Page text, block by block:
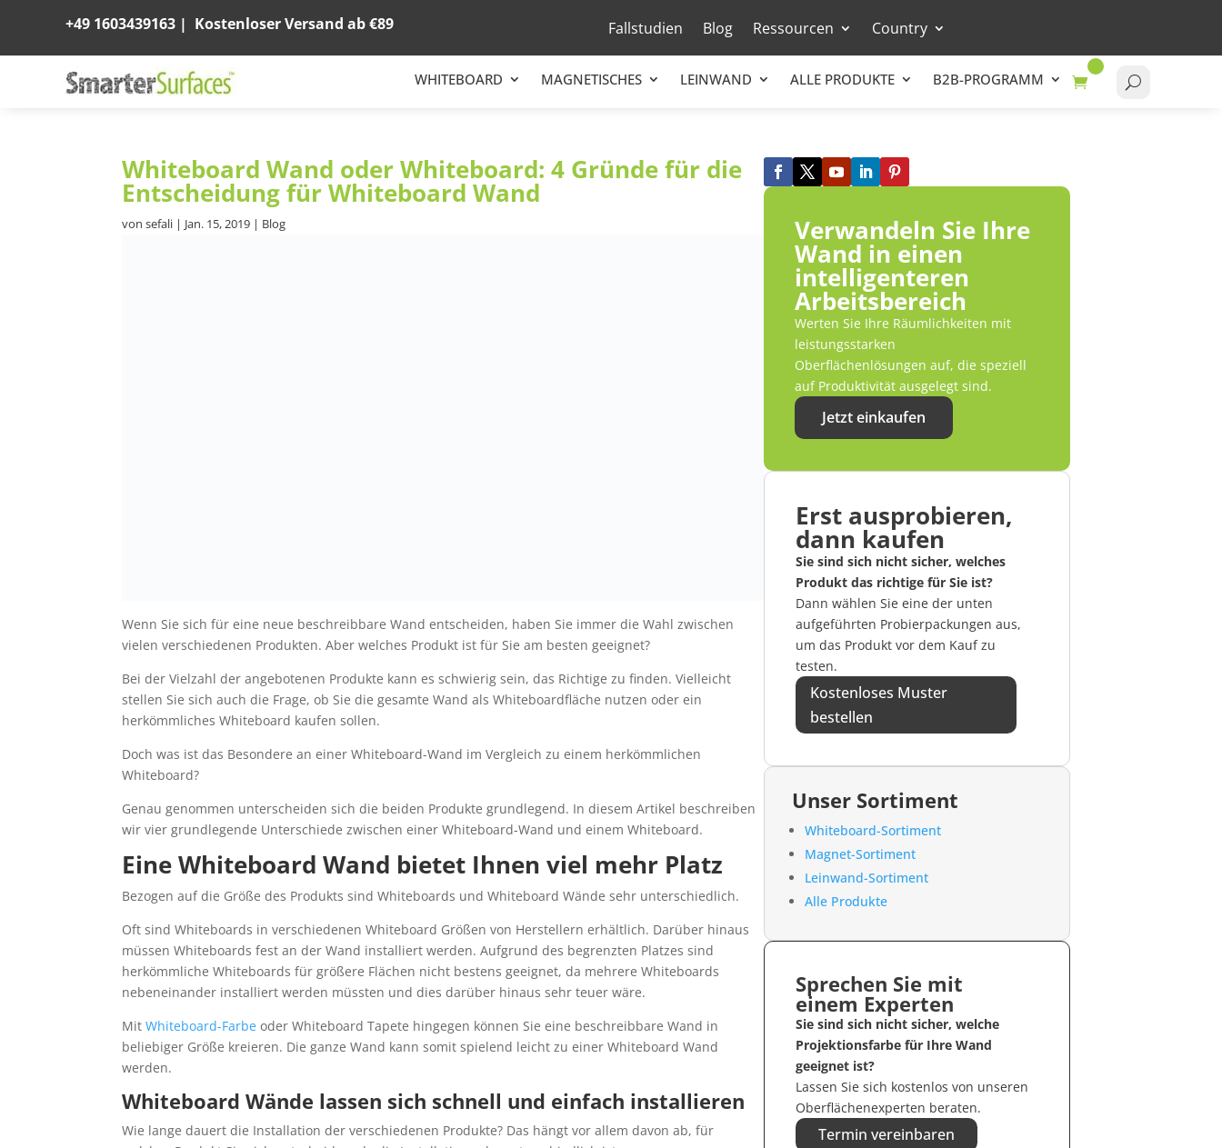
+49 1603439163 | Kostenloser Versand ab €89 Fallstudien Blog Ressourcen Country
WHITEBOARD MAGNETISCHES LEINWAND ALLE PRODUKTE B2B-PROGRAMM
Whiteboard Wand oder Whiteboard: 4 Gründe für die
Entscheidung für Whiteboard Wand
vonsefali | Jan. 15, 2019 | Blog
Wenn Sie sich für eine neue beschreibbare Wand entscheiden, haben Sie immer die Wahl zwischen
vielen verschiedenen Produkten. Aber welches Produkt ist für Sie am besten geeignet?
Bei der Vielzahl der angebotenen Produkte kann es schwierig sein, das Richtige zu finden. Vielleicht
stellen Sie sich auch die Frage, ob Sie die gesamte Wand als Whiteboardfläche nutzen oder ein
herkömmliches Whiteboard kaufen sollen.
Doch was ist das Besondere an einer Whiteboard-Wand im Vergleich zu einem herkömmlichen
Whiteboard?
Genau genommen unterscheiden sich die beiden Produkte grundlegend. In diesem Artikel beschreiben
wir vier grundlegende Unterschiede zwischen einer Whiteboard-Wand und einem Whiteboard.
Eine Whiteboard Wand bietet Ihnen viel mehr Platz
Bezogen auf die Größe des Produkts sind Whiteboards und Whiteboard Wände sehr unterschiedlich.
Oft sind Whiteboards in verschiedenen Whiteboard Größen von Herstellern erhältlich. Darüber hinaus
müssen Whiteboards fest an der Wand installiert werden. Aufgrund des begrenzten Platzes sind
herkömmliche Whiteboards für größere Flächen nicht bestens geeignet, da mehrere Whiteboards
nebeneinander installiert werden müssten und dies darüber hinaus sehr teuer wäre.
MitWhiteboard-Farbe oder Whiteboard Tapete hingegen können Sie eine beschreibbare Wand in
beliebiger Größe kreieren. Die ganze Wand kann somit spielend leicht zu einer Whiteboard Wand
werden.
Whiteboard Wände lassen sich schnell und einfach installieren
Wie lange dauert die Installation der verschiedenen Produkte? Das hängt vor allem davon ab, für
Verwandeln Sie Ihre
Wand in einen
intelligenteren
Arbeitsbereich
Werten Sie Ihre Räumlichkeiten mit
leistungsstarken
Oberflächenlösungen auf, die speziell
auf Produktivität ausgelegt sind.
Jetzt einkaufen
Erst ausprobieren,
dann kaufen
Sie sind sich nicht sicher, welches
Produkt das richtige für Sie ist?
Dann wählen Sie eine der unten
aufgeführten Probierpackungen aus,
um das Produkt vor dem Kauf zu
testen.
Kostenloses Muster
bestellen
Unser Sortiment
Whiteboard-Sortiment
Magnet-Sortiment
Leinwand-Sortiment
Alle Produkte
Sprechen Sie mit
einem Experten
Sie sind sich nicht sicher, welche
Projektionsfarbe für Ihre Wand
geeignet ist?
Lassen Sie sich kostenlos von unseren
Oberflächenexperten beraten.
Termin vereinbaren